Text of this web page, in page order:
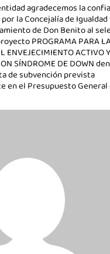
agradecemos la
la Concejalía de
de Don Benito al
PROGRAMA PARA
ENVEJECIMIENTO ACTIVO
SÍNDROME DE DOWN
de subvención prevista
en el Presupuesto General